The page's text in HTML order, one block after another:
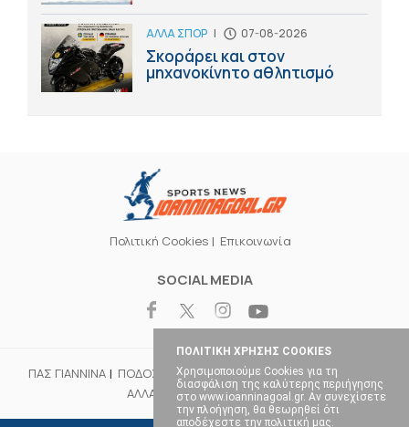
ΠΟΛΙΤΙΚΗ ΧΡΗΣΗΣ COOKIES
Χρησιμοποιούμε Cookies για τη
διασφάλιση της καλύτερης περιήγησης
στο www.ioanninagoal.gr. Αν συνεχίσετε
την πλοήγηση, θα θεωρηθεί ότι
αποδέχεστε την πολιτική μας.
ΑΛΛΑ ΣΠΟΡ | 07-08-2026
Σκοράρει και στον
μηχανοκίνητο αθλητισμό
Πολιτική Cookies Επικοινωνία
SOCIAL MEDIA
ΠΑΣ ΓΙΑΝΝΙΝΑ ΠΟΔΟΣΦΑΙΡΟ ΜΠΑΣΚΕΤ ΒΟΛΕΪ
ΧΑΝΤΜΠΟΛ
ΑΛΛΑ ΣΠΟΡ
ΕΠΙΚΑΙΡΟΤΗΤΑ